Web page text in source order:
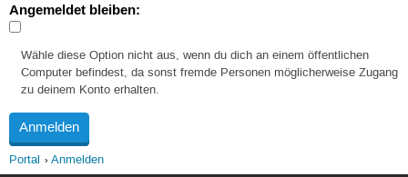
Angemeldet bleiben:
Wähle diese Option nicht aus, wenn du dich an einem öffentlichen
Computer befindest, da sonst fremde Personen möglicherweise Zugang
zu deinem Konto erhalten.
Portal Anmelden